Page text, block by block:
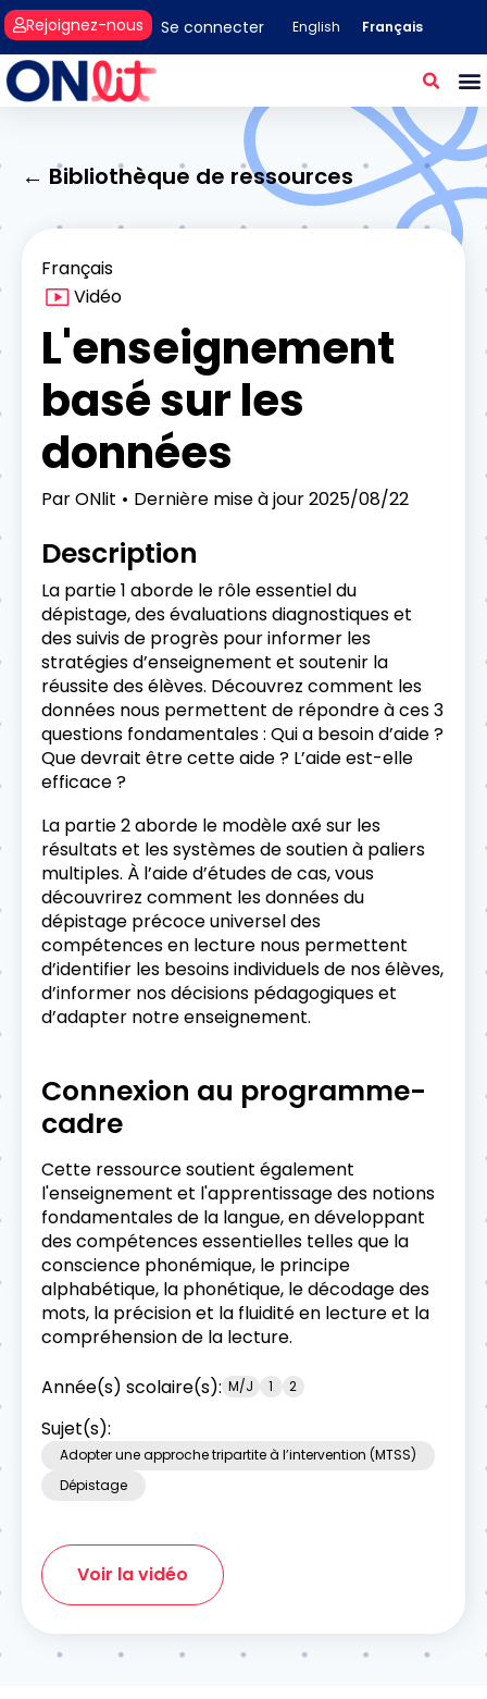
Se connecter
Rejoignez-nous English Français
← Bibliothèque de ressources
Français
Vidéo
L'enseignement
basé sur les
données
ParONlit Dernière mise à jour2025/08/22
Description
La partie 1 aborde le rôle essentiel du
dépistage, des évaluations diagnostiques et
des suivis de progrès pour informer les
stratégies d’enseignement et soutenir la
réussite des élèves. Découvrez comment les
données nous permettent de répondre à ces 3
questions fondamentales : Qui a besoin d’aide ?
Que devrait être cette aide ? L’aide est-elle
efficace ?
La partie 2 aborde le modèle axé sur les
résultats et les systèmes de soutien à paliers
multiples. À l’aide d’études de cas, vous
découvrirez comment les données du
dépistage précoce universel des
compétences en lecture nous permettent
d’identifier les besoins individuels de nos élèves,
d’informer nos décisions pédagogiques et
d’adapter notre enseignement.
Connexion au programme-
cadre
Cette ressource soutient également
l'enseignement et l'apprentissage des notions
fondamentales de la langue, en développant
des compétences essentielles telles que la
conscience phonémique, le principe
alphabétique, la phonétique, le décodage des
mots, la précision et la fluidité en lecture et la
compréhension de la lecture.
Année(s) scolaire(s): M/J 1 2
Sujet(s):
Adopter une approche tripartite à l’intervention (MTSS)
Dépistage
Voir la vidéo